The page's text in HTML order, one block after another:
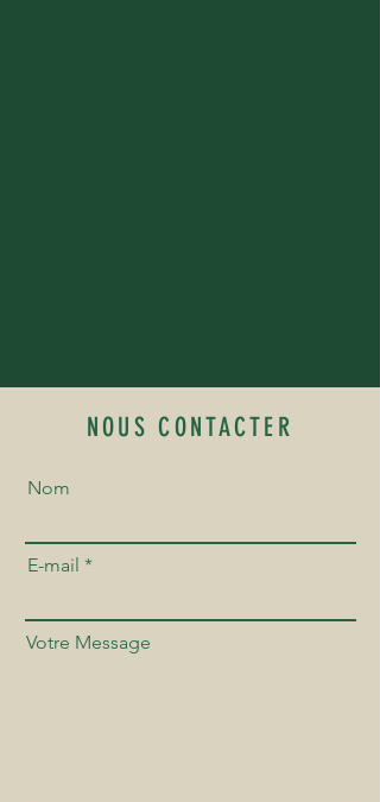
NOUS CONTACTER
Nom
E-mail
Votre Message